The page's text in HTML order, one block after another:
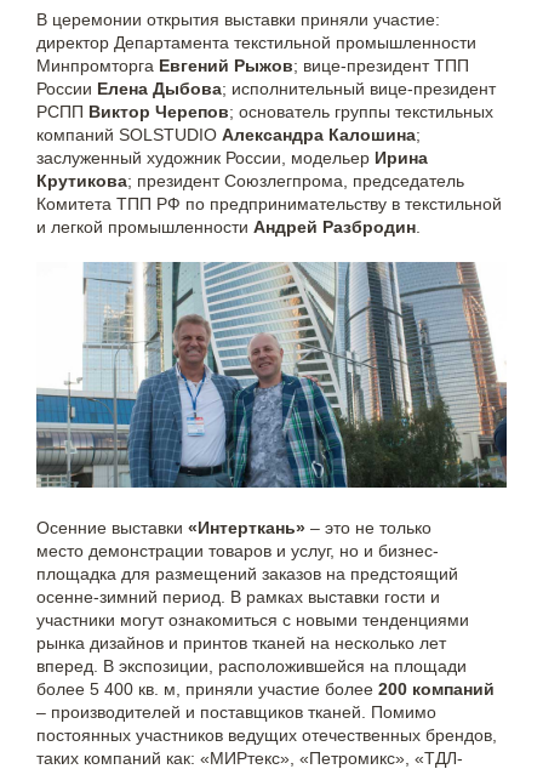
В церемонии открытия выставки приняли участие:
директор Департамента текстильной промышленности
Минпромторга Евгений Рыжов; вице-президент ТПП
России Елена Дыбова; исполнительный вице-президент
РСПП Виктор Черепов; основатель группы текстильных
компаний SOLSTUDIO Александра Калошина;
заслуженный художник России, модельер Ирина
Крутикова; президент Союзлегпрома, председатель
Комитета ТПП РФ по предпринимательству в текстильной
и легкой промышленности Андрей Разбродин.
Осенние выставки «Интерткань» – это не только
место демонстрации товаров и услуг, но и бизнес-
площадка для размещений заказов на предстоящий
осенне-зимний период. В рамках выставки гости и
участники могут ознакомиться с новыми тенденциями
рынка дизайнов и принтов тканей на несколько лет
вперед. В экспозиции, расположившейся на площади
более 5 400 кв. м, приняли участие более 200 компаний
– производителей и поставщиков тканей. Помимо
постоянных участников ведущих отечественных брендов,
таких компаний как: «МИРтекс», «Петромикс», «ТДЛ-